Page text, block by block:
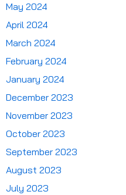
May 2024
April 2024
March 2024
February 2024
January 2024
December 2023
November 2023
October 2023
September 2023
August 2023
July 2023